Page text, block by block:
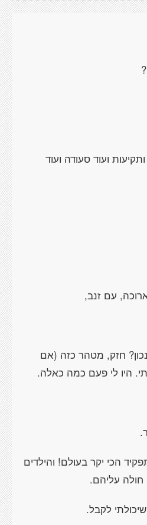
ועוד סעודה ועוד
עם זנב,
חזק, מטהר כזה (אם
היו לי פעם כמה כאלה.
הכי יקר בעולם! והילדים
חולה עליהם.
לקבל.